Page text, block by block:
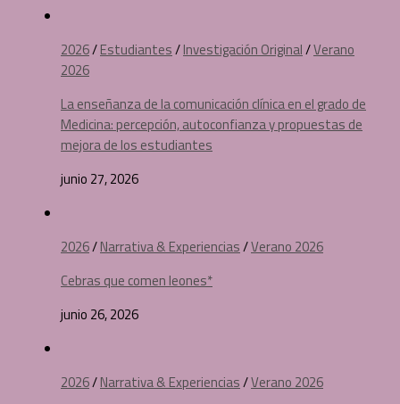
2026/Estudiantes/Investigación Original/Verano
2026
La enseñanza de la comunicación clínica en el grado de
Medicina: percepción, autoconfianza y propuestas de
mejora de los estudiantes
junio 27, 2026
2026/Narrativa & Experiencias/Verano 2026
Cebras que comen leones*
junio 26, 2026
2026/Narrativa & Experiencias/Verano 2026